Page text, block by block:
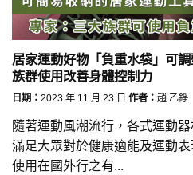
居家運動好物「負重水袋」可
族群使用改善身體控制力
日期： 2023 年 11 月 23 日 作者： 趙 乙錚
隨著運動風潮流行，各式運動
滿足大眾對於健康適能及運動
使用在國外行之有...